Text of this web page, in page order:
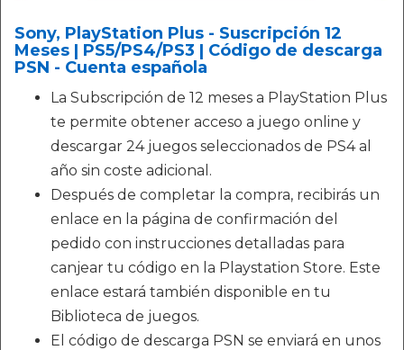
Sony, PlayStation Plus - Suscripción 12
Meses | PS5/PS4/PS3 | Código de descarga
PSN - Cuenta española
La Subscripción de 12 meses a PlayStation Plus
te permite obtener acceso a juego online y
descargar 24 juegos seleccionados de PS4 al
año sin coste adicional.
Después de completar la compra, recibirás un
enlace en la página de confirmación del
pedido con instrucciones detalladas para
canjear tu código en la Playstation Store. Este
enlace estará también disponible en tu
Biblioteca de juegos.
El código de descarga PSN se enviará en unos